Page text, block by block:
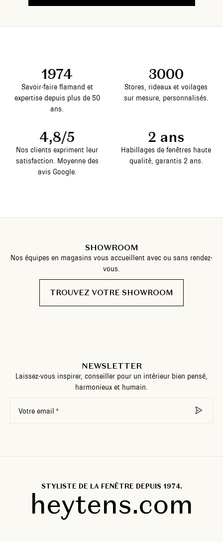
1974
Savoir-faire flamand et
expertise depuis plus de 50
ans.
3000
Stores, rideaux et voilages
sur mesure, personnalisés.
4,8/5
Nos clients expriment leur
satisfaction. Moyenne des
avis Google.
2 ans
Habillages de fenêtres haute
qualité, garantis 2 ans.
SHOWROOM
Nos équipes en magasins vous accueillent avec ou sans rendez-
vous.
TROUVEZ VOTRE SHOWROOM
NEWSLETTER
Laissez-vous inspirer, conseiller pour un intérieur bien pensé,
harmonieux et humain.
Votre email
STYLISTE DE LA FENÊTRE DEPUIS 1974.
heytens.com